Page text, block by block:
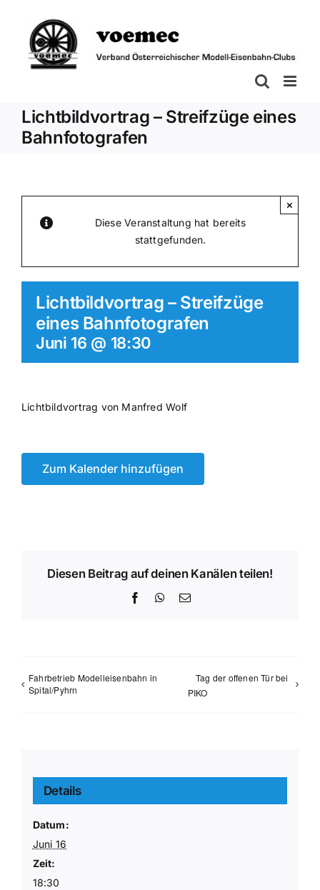
springen
Lichtbildvortrag – Streifzüge eines
Bahnfotografen
Diese Veranstaltung hat bereits
stattgefunden.
×
Lichtbildvortrag – Streifzüge
eines Bahnfotografen
Juni 16 @ 18:30
Lichtbildvortrag von Manfred Wolf
Zum Kalender hinzufügen
Diesen Beitrag auf deinen Kanälen teilen!
FacebookWhatsApp
E-
Fahrbetrieb Modelleisenbahn in
Spital/Pyhrn
Tag der offenen Tür bei
PIKO
Details
Datum:
Juni 16
Zeit:
18:30